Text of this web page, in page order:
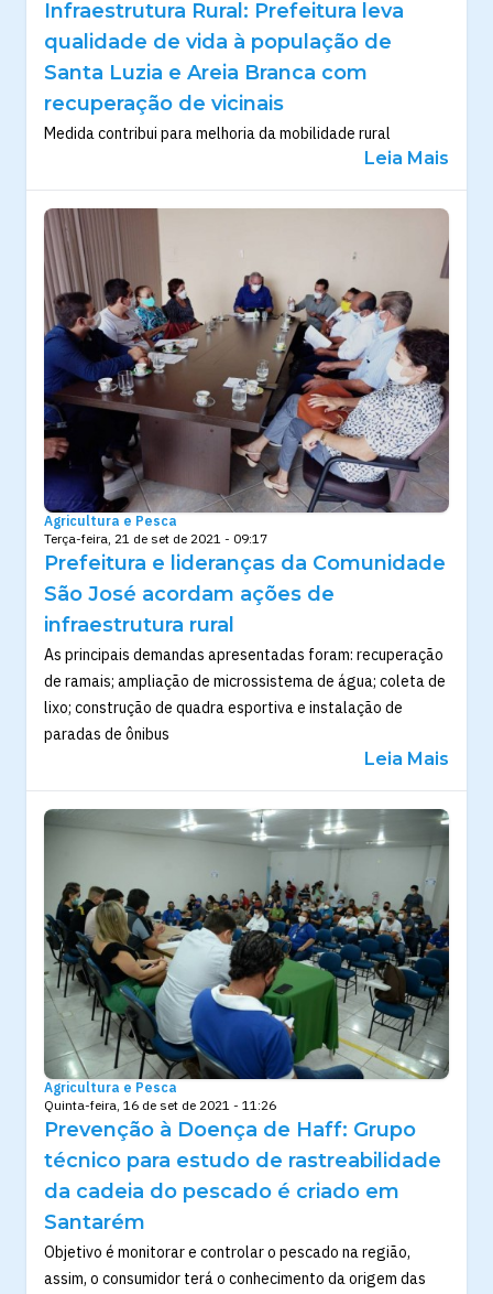
Infraestrutura Rural: Prefeitura leva
qualidade de vida à população de
Santa Luzia e Areia Branca com
recuperação de vicinais
Medida contribui para melhoria da mobilidade rural
Leia Mais
Agricultura e Pesca
Terça-feira, 21 de set de 2021 - 09:17
Prefeitura e lideranças da Comunidade
São José acordam ações de
infraestrutura rural
As principais demandas apresentadas foram: recuperação
de ramais; ampliação de microssistema de água; coleta de
lixo; construção de quadra esportiva e instalação de
paradas de ônibus
Leia Mais
Agricultura e Pesca
Quinta-feira, 16 de set de 2021 - 11:26
Prevenção à Doença de Haff: Grupo
técnico para estudo de rastreabilidade
da cadeia do pescado é criado em
Santarém
Objetivo é monitorar e controlar o pescado na região,
assim, o consumidor terá o conhecimento da origem das